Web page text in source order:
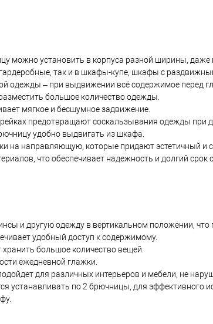
можно установить в корпуса разной ширины, даже
так и в шкафы-купе, шкафы с
одежды – при выдвижении всё содержимое перед
большое количество одежды.
мягкое и бесшумное задвижение.
предотвращают соскальзывания одежды при
удобно выдвигать из шкафа.
на направляющую, которые придают эстетичный и
что обеспечивает надежность и долгий срок
и другую одежду в вертикальном положении, что
удобный доступ к содержимому.
большое количество вещей.
ежедневной глажки.
для различных интерьеров и мебели, не
устанавливать по 2 брючницы, для эффективного